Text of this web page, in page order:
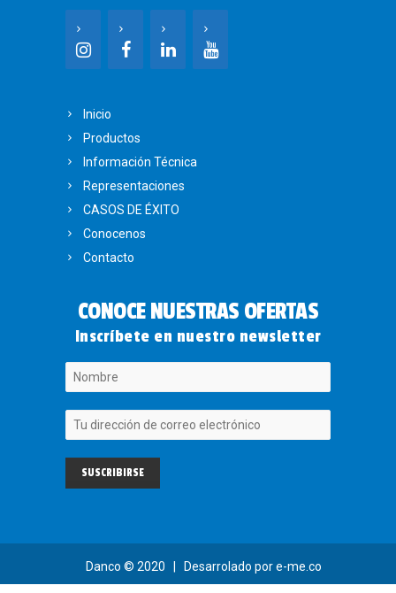
Inicio
Productos
Información Técnica
Representaciones
CASOS DE ÉXITO
Conocenos
Contacto
CONOCE NUESTRAS OFERTAS
Inscríbete en nuestro newsletter
Danco © 2020 | Desarrolado pore-me.co